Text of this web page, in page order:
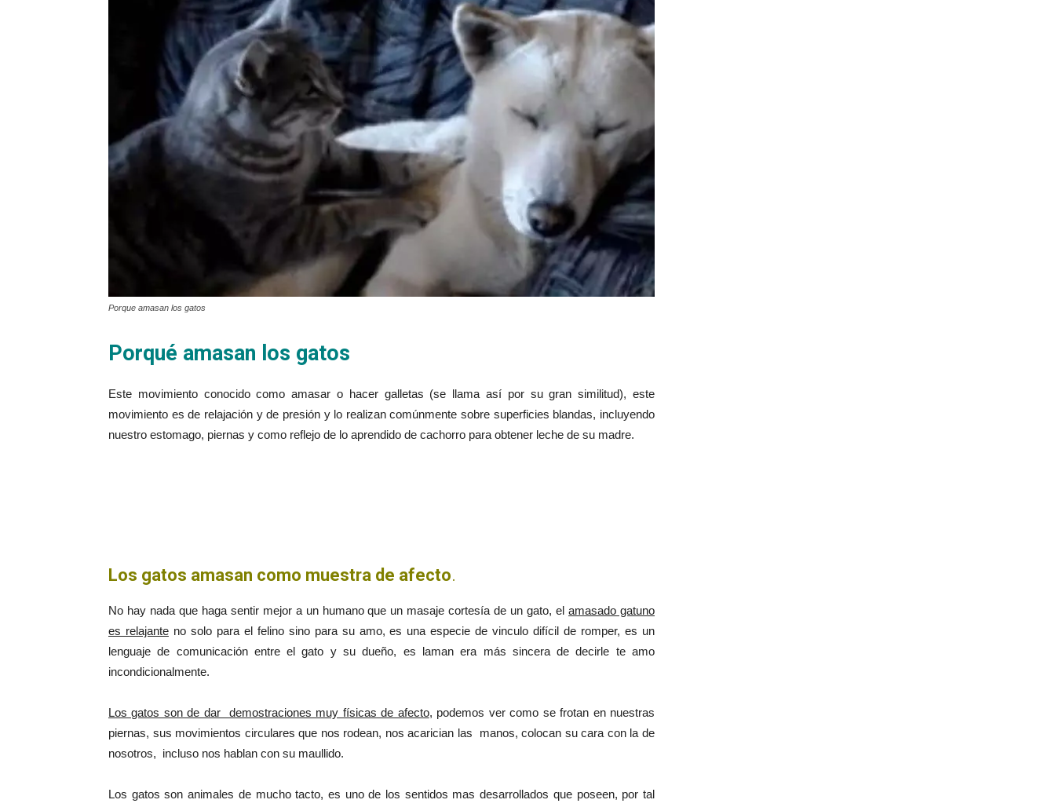
Porque amasan los gatos
Porqué amasan los gatos
Este movimiento conocido como amasar o hacer galletas (se llama así por su gran similitud), este
movimiento es de relajación y de presión y lo realizan comúnmente sobre superficies blandas, incluyendo
nuestro estomago, piernas y como reflejo de lo aprendido de cachorro para obtener leche de su madre.
Los gatos amasan como muestra de afecto.
No hay nada que haga sentir mejor a un humano que un masaje cortesía de un gato, elamasado gatuno
es relajanteno solo para el felino sino para su amo, es una especie de vinculo difícil de romper, es un
lenguaje de comunicación entre el gato y su dueño, es laman era más sincera de decirle te amo
incondicionalmente.
Los gatos son de dar demostraciones muy físicas de afecto, podemos ver como se frotan en nuestras
piernas, sus movimientos circulares que nos rodean, nos acarician las manos, colocan su cara con la de
nosotros, incluso nos hablan con su maullido.
Los gatos son animales de mucho tacto, es uno de los sentidos mas desarrollados que poseen, por tal